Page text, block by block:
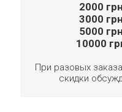
2000 грн
3000 грн
5000 грн
10000
При разовых
скидки